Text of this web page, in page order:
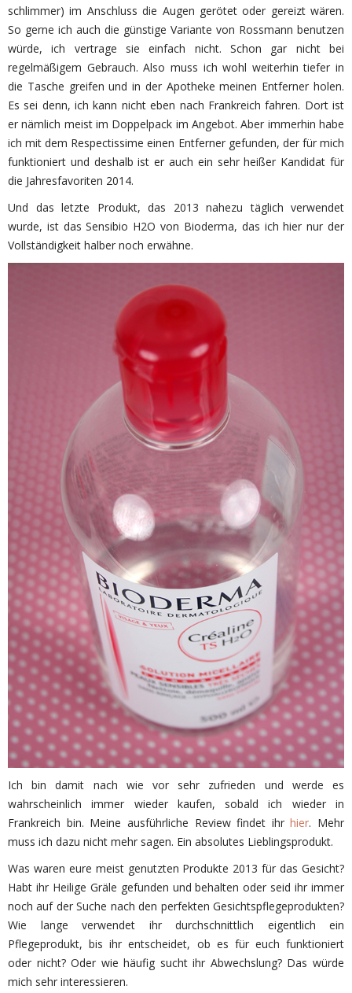
schlimmer) im Anschluss die Augen gerötet oder gereizt wären.
So gerne ich auch die günstige Variante von Rossmann benutzen
würde, ich vertrage sie einfach nicht. Schon gar nicht bei
regelmäßigem Gebrauch. Also muss ich wohl weiterhin tiefer in
die Tasche greifen und in der Apotheke meinen Entferner holen.
Es sei denn, ich kann nicht eben nach Frankreich fahren. Dort ist
er nämlich meist im Doppelpack im Angebot. Aber immerhin habe
ich mit dem Respectissime einen Entferner gefunden, der für mich
funktioniert und deshalb ist er auch ein sehr heißer Kandidat für
die Jahresfavoriten 2014.
Und das letzte Produkt, das 2013 nahezu täglich verwendet
wurde, ist das Sensibio H2O von Bioderma, das ich hier nur der
Vollständigkeit halber noch erwähne.
Ich bin damit nach wie vor sehr zufrieden und werde es
wahrscheinlich immer wieder kaufen, sobald ich wieder in
Frankreich bin. Meine ausführliche Review findet ihrhier. Mehr
muss ich dazu nicht mehr sagen. Ein absolutes Lieblingsprodukt.
Was waren eure meist genutzten Produkte 2013 für das Gesicht?
Habt ihr Heilige Gräle gefunden und behalten oder seid ihr immer
noch auf der Suche nach den perfekten Gesichtspflegeprodukten?
Wie lange verwendet ihr durchschnittlich eigentlich ein
Pflegeprodukt, bis ihr entscheidet, ob es für euch funktioniert
oder nicht? Oder wie häufig sucht ihr Abwechslung? Das würde
mich sehr interessieren.